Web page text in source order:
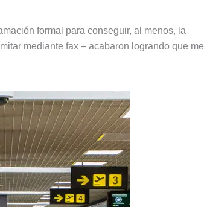
formal para conseguir, al menos, la
mediante fax – acabaron logrando que me